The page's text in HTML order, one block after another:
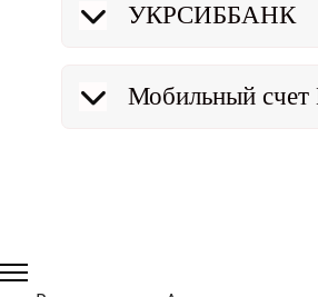
УКРСИББАНК
Мобильный